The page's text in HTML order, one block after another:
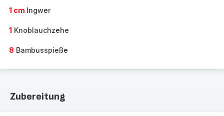
1 cm Ingwer
1 Knoblauchzehe
8 Bambusspieße
Zubereitung